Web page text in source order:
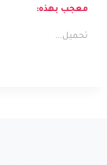
معجب بهذه:
تحميل...